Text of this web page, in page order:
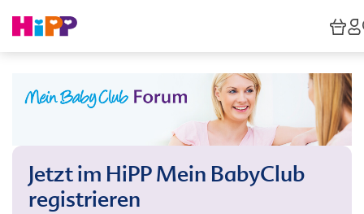
Jetzt im HiPP Mein BabyClub
registrieren